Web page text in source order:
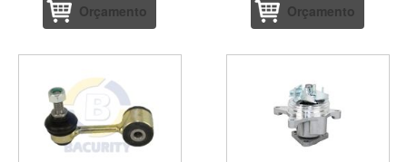
Orçamento
Orçamento